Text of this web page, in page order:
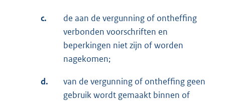
c.
de aan de vergunning of ontheffing
verbonden voorschriften en
beperkingen niet zijn of worden
nagekomen;
d.
van de vergunning of ontheffing geen
gebruik wordt gemaakt binnen of